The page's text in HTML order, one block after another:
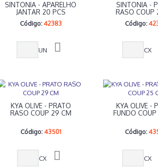
SINTONIA - APARELHO
JANTAR 20 PCS
Código: 42383
UN
SINTONIA -
RASO COUP
Código:
CX
KYA OLIVE - PRATO
RASO COUP 29 CM
Código: 43501
CX
KYA OLIVE -
FUNDO
Código:
CX